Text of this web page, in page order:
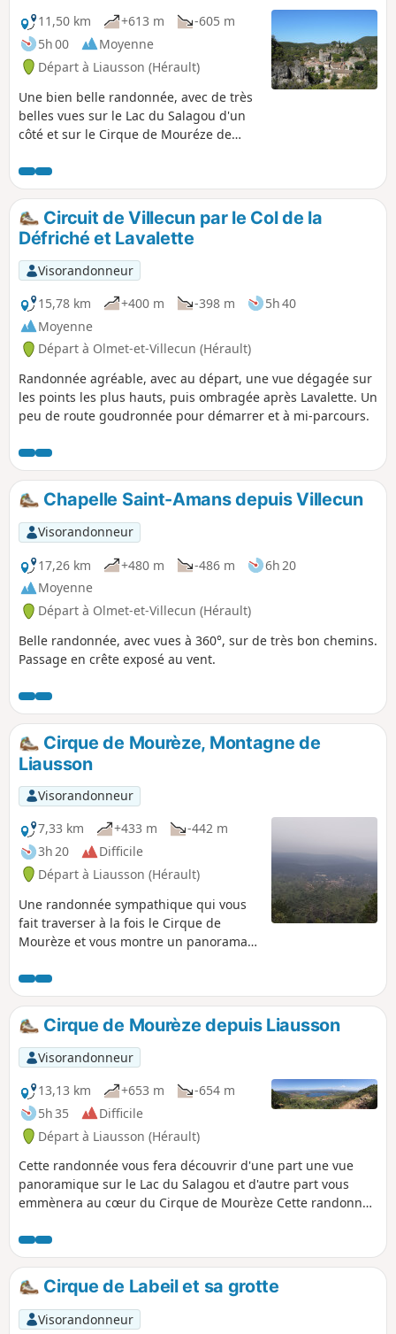
11,50 km
+613 m
-605 m
5h 00
Moyenne
Départ à Liausson (Hérault)
Une bien belle randonnée, avec de très
belles vues sur le Lac du Salagou d'un
côté et sur le Cirque de Mouréze de
Cévennes et la Méditerranée.
Randonnée modifiée le 11/05/2023 avec
Hérault Tourisme. Voir informations
pratiques. Cette randonnée est
susceptible d'être interdite en fonction
du niveau de risque des incendies.
Pensez à consulter la carte.
Circuit de Villecun par le Col de la
Défriché et Lavalette
Visorandonneur
15,78 km
+400 m -398 m
5h 40
Moyenne
Départ à Olmet-et-Villecun (Hérault)
Randonnée agréable, avec au départ, une vue dégagée sur
les points les plus hauts, puis ombragée après Lavalette. Un
peu de route goudronnée pour démarrer et à mi-parcours.
Chapelle Saint-Amans depuis Villecun
Visorandonneur
17,26 km
+480 m -486 m
6h 20
Moyenne
Départ à Olmet-et-Villecun (Hérault)
Belle randonnée, avec vues à 360°, sur de très bon chemins.
Passage en crête exposé au vent.
Cirque de Mourèze, Montagne de
Liausson
Visorandonneur
7,33 km
+433 m
-442 m
3h 20
Difficile
Départ à Liausson (Hérault)
Une randonnée sympathique qui vous
fait traverser à la fois le Cirque de
Mourèze et vous montre un panorama
randonnée est susceptible d'être
interdite en fonction du niveau de
risque des incendies. Pensez à
consulter la carte.
Cirque de Mourèze depuis Liausson
Visorandonneur
13,13 km
+653 m
-654 m
5h 35
Difficile
Départ à Liausson (Hérault)
Cette randonnée vous fera découvrir d'une part une vue
panoramique sur le Lac du Salagou et d'autre part vous
emmènera au cœur du Cirque de Mourèze Cette randonnée
risque des incendies. Pensez à consulter la carte.
Cirque de Labeil et sa grotte
Visorandonneur